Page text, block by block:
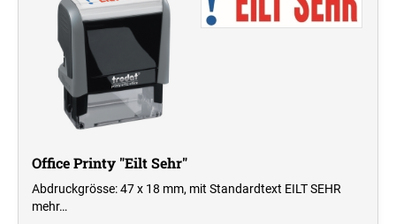
Office Printy "Eilt Sehr"
Abdruckgrösse: 47 x 18 mm, mit Standardtext EILT SEHR
mehr…